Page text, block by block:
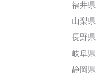
福井県
山梨県
長野県
岐阜県
静岡県